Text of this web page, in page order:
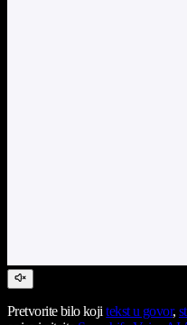
Pretvorite bilo kojitekst u govor,